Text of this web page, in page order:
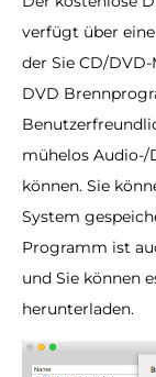
verfügt über
der Sie CD/
DVD
mühelos Audio-/
können. Sie
System
Programm ist
und Sie können
herunterladen.